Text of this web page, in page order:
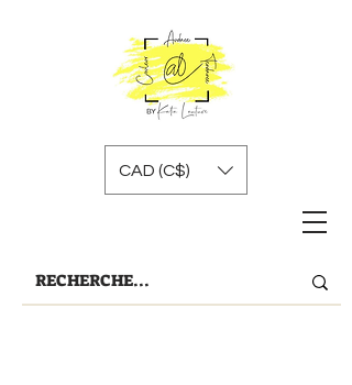
CAD (C$)